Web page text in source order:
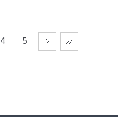
4 5